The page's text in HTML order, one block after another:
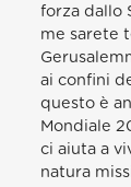
forza dallo
me sarete
ai confini
questo è
Mondiale
ci aiuta a
natura